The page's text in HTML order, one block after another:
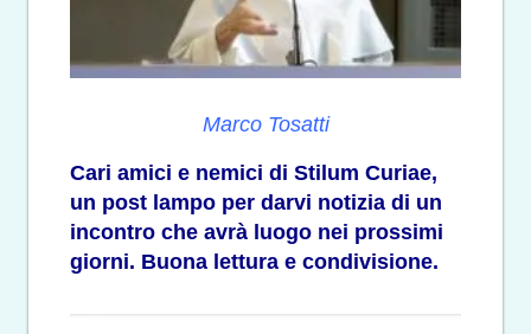
Marco Tosatti
Cari amici e nemici di Stilum Curiae,
un post lampo per darvi notizia di un
incontro che avrà luogo nei prossimi
giorni. Buona lettura e condivisione.